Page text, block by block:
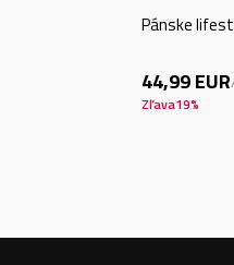
Pánske
44,99EUR
Zľava19%